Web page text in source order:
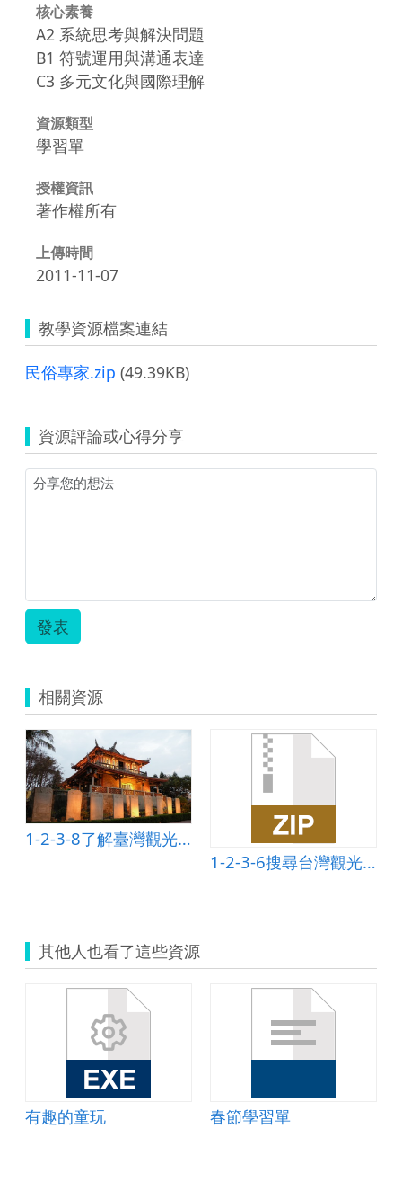
核心素養
A2 系統思考與解決問題
B1 符號運用與溝通表達
C3 多元文化與國際理解
資源類型
學習單
授權資訊
著作權所有
上傳時間
2011-11-07
教學資源檔案連結
民俗專家.zip (49.39KB)
資源評論或心得分享
發表
相關資源
1-2-3-8了解臺灣觀光史補充資料
1-2-3-6搜尋台灣觀光熱門消息
其他人也看了這些資源
有趣的童玩 春節學習單